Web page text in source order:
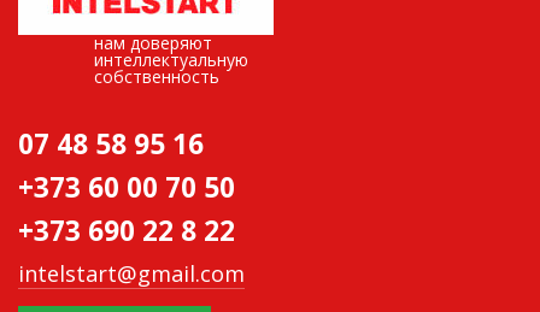
нам доверяют
интеллектуальную
собственность
07 48 58 95 16
+373 60 00 70 50
+373 690 22 8 22
intelstart@gmail.com